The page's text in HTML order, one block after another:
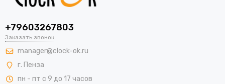
+79603267803
Заказать звонок
manager@clock-ok.ru
г. Пенза
пн - пт с 9 до 17 часов